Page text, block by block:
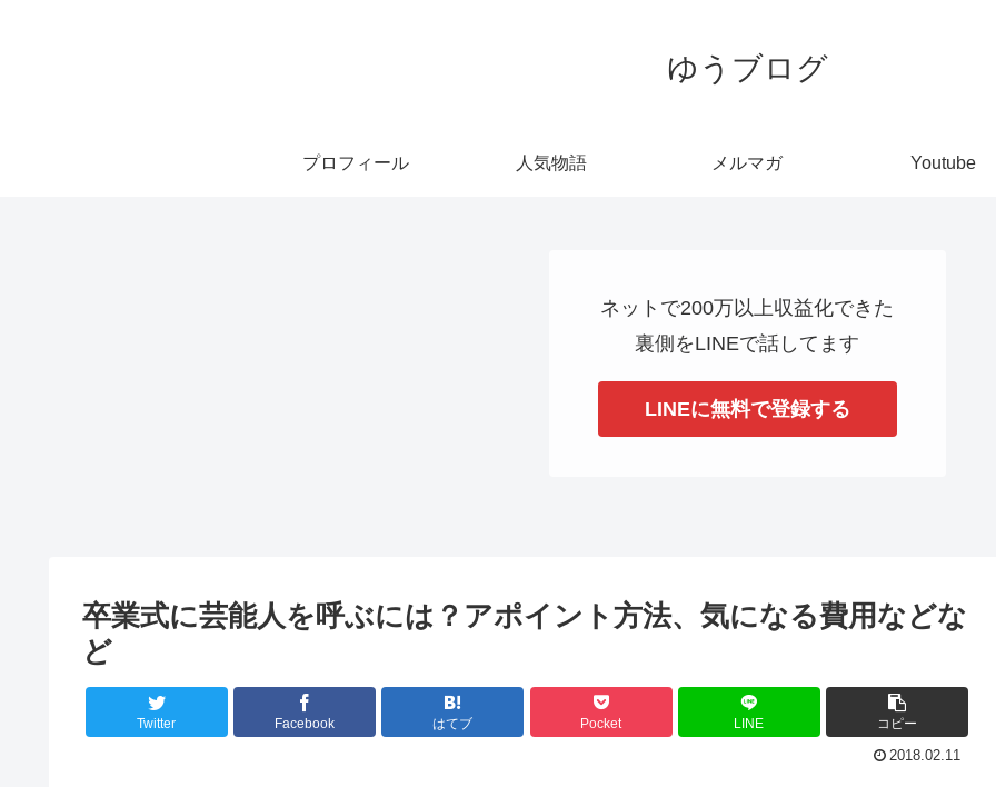
ゆうブログ
プロフィール 人気物語 メルマガ Youtube
ネットで200万以上収益化できた
裏側をLINEで話してます
LINEに無料で登録する
卒業式に芸能人を呼ぶには？アポイント方法、気になる費用などな
ど
Twitter Facebook はてブ Pocket LINE コピー
2018.02.11